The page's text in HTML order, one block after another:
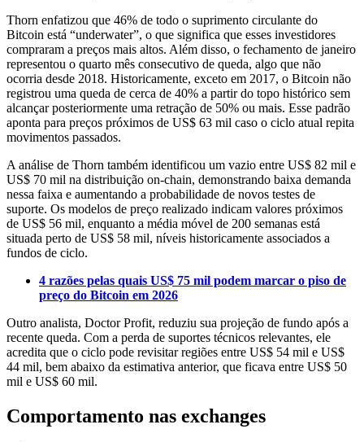
Thorn enfatizou que 46% de todo o suprimento circulante do
Bitcoin está “underwater”, o que significa que esses investidores
compraram a preços mais altos. Além disso, o fechamento de janeiro
representou o quarto mês consecutivo de queda, algo que não
ocorria desde 2018. Historicamente, exceto em 2017, o Bitcoin não
registrou uma queda de cerca de 40% a partir do topo histórico sem
alcançar posteriormente uma retração de 50% ou mais. Esse padrão
aponta para preços próximos de US$ 63 mil caso o ciclo atual repita
movimentos passados.
A análise de Thorn também identificou um vazio entre US$ 82 mil e
US$ 70 mil na distribuição on-chain, demonstrando baixa demanda
nessa faixa e aumentando a probabilidade de novos testes de
suporte. Os modelos de preço realizado indicam valores próximos
de US$ 56 mil, enquanto a média móvel de 200 semanas está
situada perto de US$ 58 mil, níveis historicamente associados a
fundos de ciclo.
4 razões pelas quais US$ 75 mil podem marcar o piso de
preço do Bitcoin em 2026
Outro analista, Doctor Profit, reduziu sua projeção de fundo após a
recente queda. Com a perda de suportes técnicos relevantes, ele
acredita que o ciclo pode revisitar regiões entre US$ 54 mil e US$
44 mil, bem abaixo da estimativa anterior, que ficava entre US$ 50
mil e US$ 60 mil.
Comportamento nas exchanges